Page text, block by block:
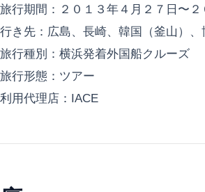
旅行期間：２０１３年４月２７日〜２
行き先：広島、長崎、韓国（釜山）、
旅行種別：横浜発着外国船クルーズ
旅行形態：ツアー
利用代理店：IACE